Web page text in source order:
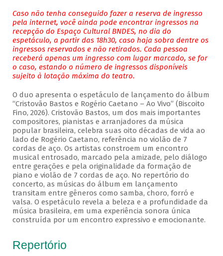
Caso não tenha conseguido fazer a reserva de ingresso
pela internet, você ainda pode encontrar ingressos na
recepção do Espaço Cultural BNDES, no dia do
espetáculo, a partir das 18h30, caso haja sobra dentre os
ingressos reservados e não retirados. Cada pessoa
receberá apenas um ingresso com lugar marcado, se for
o caso, estando o número de ingressos disponíveis
sujeito à lotação máxima do teatro.
O duo apresenta o espetáculo de lançamento do álbum
“Cristovão Bastos e Rogério Caetano – Ao Vivo” (Biscoito
Fino, 2026). Cristovão Bastos, um dos mais importantes
compositores, pianistas e arranjadores da música
popular brasileira, celebra suas oito décadas de vida ao
lado de Rogério Caetano, referência no violão de 7
cordas de aço. Os artistas constroem um encontro
musical entrosado, marcado pela amizade, pelo diálogo
entre gerações e pela originalidade da formação de
piano e violão de 7 cordas de aço. No repertório do
concerto, as músicas do álbum em lançamento
transitam entre gêneros como samba, choro, forró e
valsa. O espetáculo revela a beleza e a profundidade da
música brasileira, em uma experiência sonora única
construída por um encontro expressivo e emocionante.
Repertório